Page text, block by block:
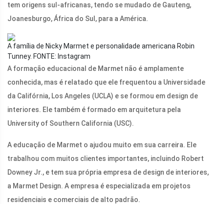
tem origens sul-africanas, tendo se mudado de Gauteng,
Joanesburgo, África do Sul, para a América.
A família de Nicky Marmet e personalidade americana Robin
Tunney. FONTE: Instagram
A formação educacional de Marmet não é amplamente
conhecida, mas é relatado que ele frequentou a Universidade
da Califórnia, Los Angeles (UCLA) e se formou em design de
interiores. Ele também é formado em arquitetura pela
University of Southern California (USC).
A educação de Marmet o ajudou muito em sua carreira. Ele
trabalhou com muitos clientes importantes, incluindo Robert
Downey Jr., e tem sua própria empresa de design de interiores,
a Marmet Design. A empresa é especializada em projetos
residenciais e comerciais de alto padrão.